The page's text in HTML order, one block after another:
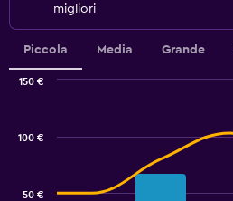
migliori
Piccola Media Grande
50 €
100 €
150 €